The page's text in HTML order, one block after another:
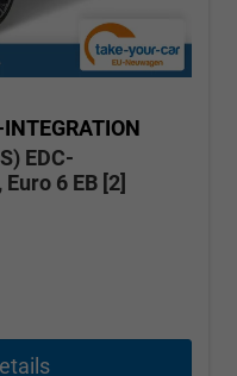
EDC-
6 EB [2]